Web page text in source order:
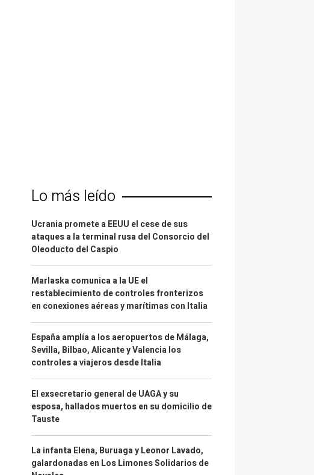
Lo más leído
Ucrania promete a EEUU el cese de sus
ataques a la terminal rusa del Consorcio del
Oleoducto del Caspio
Marlaska comunica a la UE el
restablecimiento de controles fronterizos
en conexiones aéreas y marítimas con Italia
España amplía a los aeropuertos de Málaga,
Sevilla, Bilbao, Alicante y Valencia los
controles a viajeros desde Italia
El exsecretario general de UAGA y su
esposa, hallados muertos en su domicilio de
Tauste
La infanta Elena, Buruaga y Leonor Lavado,
galardonadas en Los Limones Solidarios de